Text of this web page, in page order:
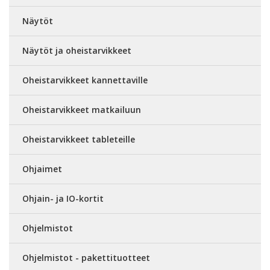
Näytöt
Näytöt ja oheistarvikkeet
Oheistarvikkeet kannettaville
Oheistarvikkeet matkailuun
Oheistarvikkeet tableteille
Ohjaimet
Ohjain- ja IO-kortit
Ohjelmistot
Ohjelmistot - pakettituotteet